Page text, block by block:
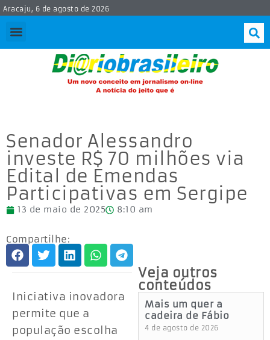
Aracaju, 6 de agosto de 2026
Senador Alessandro
investe R$ 70 milhões via
Edital de Emendas
Participativas em Sergipe
13 de maio de 2025 8:10 am
Compartilhe:
Iniciativa inovadora
permite que a
população escolha
Veja outros
conteúdos
Mais um quer a
cadeira de Fábio
4 de agosto de 2026